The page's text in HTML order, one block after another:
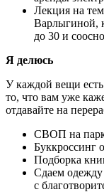
Лекция на
Варлыгиной,
до 30 и
Я делюсь
У каждой вещи
то, что вам уже
отдавайте на
СВОП на
Буккроссинг
Подборка
Сдаем
с